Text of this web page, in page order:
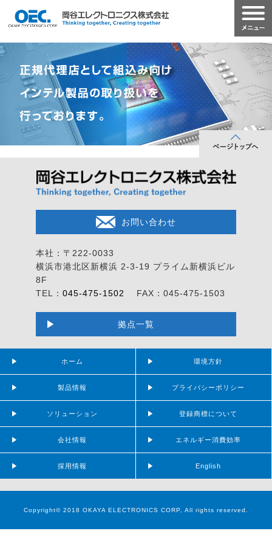
お問い合わせ
本社：〒222-0033
横浜市港北区新横浜 2-3-19 プライム新横浜ビル
8F
TEL： 045-475-1502 FAX：045-475-1503
拠点一覧
ホーム
製品情報
ソリューション
会社情報
採用情報
環境方針
プライバシーポリシー
登録商標について
エネルギー消費効率
English
Copyright© 2018 OKAYA ELECTRONICS CORP, All rights reserved.